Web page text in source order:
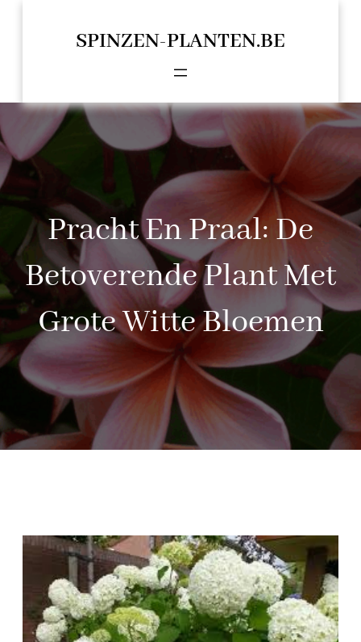
SPINZEN-PLANTEN.BE
Pracht En Praal: De
Betoverende Plant Met
Grote Witte Bloemen